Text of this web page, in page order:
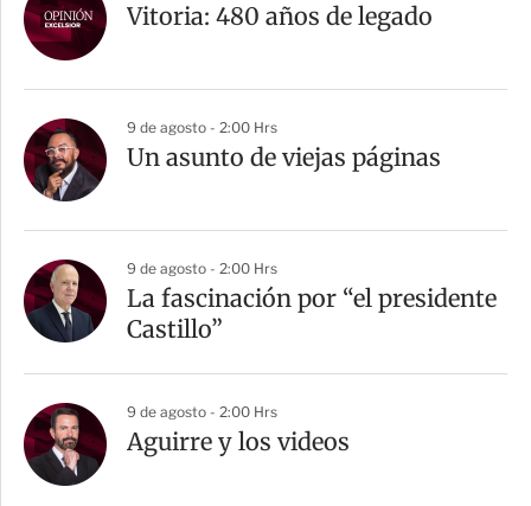
Vitoria: 480 años de legado
9 de agosto - 2:00 Hrs
Un asunto de viejas páginas
9 de agosto - 2:00 Hrs
La fascinación por “el presidente
Castillo”
9 de agosto - 2:00 Hrs
Aguirre y los videos